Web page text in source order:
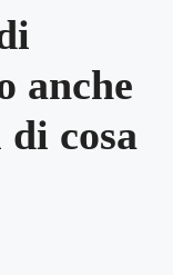
anche
cosa